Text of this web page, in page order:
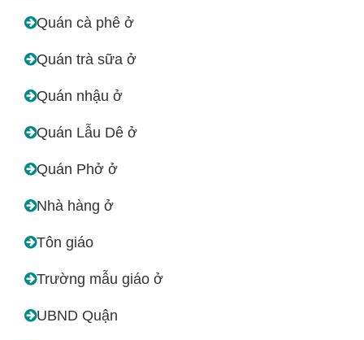
Quán cà phê ở
Quán trà sữa ở
Quán nhậu ở
Quán Lẫu Dê ở
Quán Phở ở
Nhà hàng ở
Tôn giáo
Trường mẫu giáo ở
UBND Quận